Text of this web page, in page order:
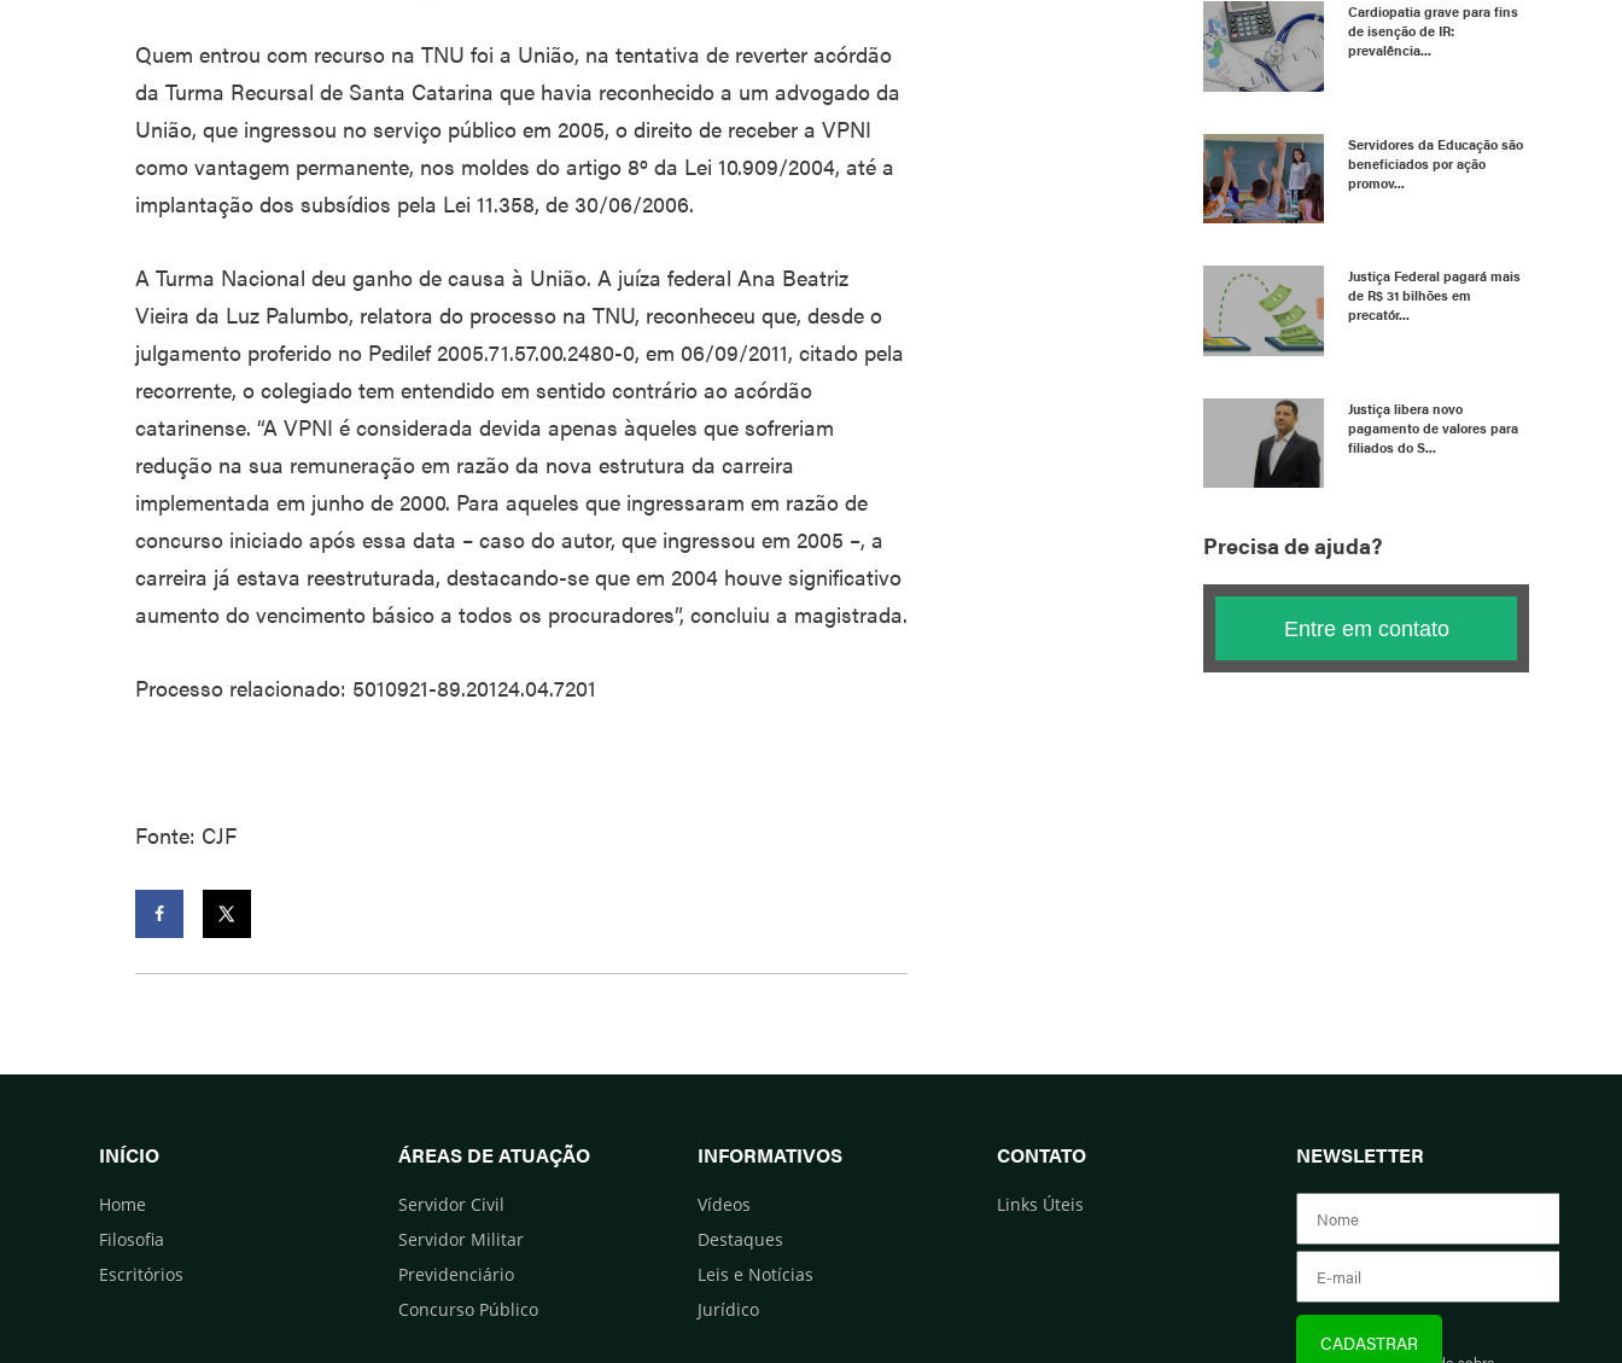
Quem entrou com recurso na TNU foi a União, na tentativa de reverter acórdão
da Turma Recursal de Santa Catarina que havia reconhecido a um advogado da
União, que ingressou no serviço público em 2005, o direito de receber a VPNI
como vantagem permanente, nos moldes do artigo 8º da Lei 10.909/2004, até a
implantação dos subsídios pela Lei 11.358, de 30/06/2006.
A Turma Nacional deu ganho de causa à União. A juíza federal Ana Beatriz
Vieira da Luz Palumbo, relatora do processo na TNU, reconheceu que, desde o
julgamento proferido no Pedilef 2005.71.57.00.2480-0, em 06/09/2011, citado pela
recorrente, o colegiado tem entendido em sentido contrário ao acórdão
catarinense. “A VPNI é considerada devida apenas àqueles que sofreriam
redução na sua remuneração em razão da nova estrutura da carreira
implementada em junho de 2000. Para aqueles que ingressaram em razão de
concurso iniciado após essa data – caso do autor, que ingressou em 2005 –, a
carreira já estava reestruturada, destacando-se que em 2004 houve significativo
aumento do vencimento básico a todos os procuradores”, concluiu a magistrada.
Processo relacionado: 5010921-89.20124.04.7201
Fonte: CJF
Cardiopatia grave para fins
de isenção de IR:
prevalência...
Servidores da Educação são
beneficiados por ação
promov...
Justiça Federal pagará mais
de R$ 31 bilhões em
precatór...
Justiça libera novo
pagamento de valores para
filiados do S...
Precisa de ajuda?
Entre em contato
INÍCIO
Home
Filosofia
Escritórios
ÁREAS DE ATUAÇÃO
Servidor Civil
Servidor Militar
Previdenciário
Concurso Público
INFORMATIVOS
Vídeos
Destaques
Leis e Notícias
Jurídico
CONTATO
Links Úteis
NEWSLETTER